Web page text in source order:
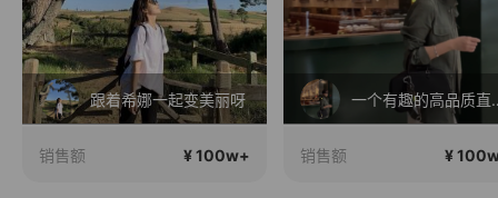
跟着希娜一起变美丽呀
销售额 ¥ 100w+
一个有
销售额 ¥